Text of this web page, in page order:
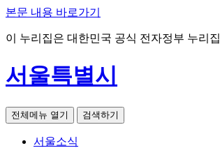
본문 내용 바로가기
이 누리집은 대한민국 공식 전자정부 누리
서울특별시
전체메뉴 열기 검색하기
서울소식